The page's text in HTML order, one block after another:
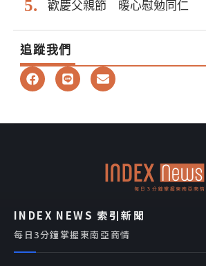
歡慶父親節 暖心慰勉同仁
追蹤我們
F
a
b
L
i
E
n
l
INDEX NEWS 索引新聞
每日3分鐘掌握東南亞商情